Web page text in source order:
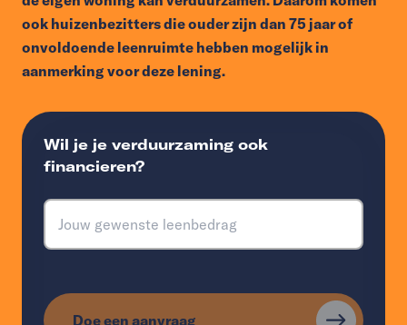
ook huizenbezitters die ouder zijn dan 75 jaar of
onvoldoende leenruimte hebben mogelijk in
aanmerking voor deze lening.
Wil je je verduurzaming ook
financieren?
Doe een aanvraag